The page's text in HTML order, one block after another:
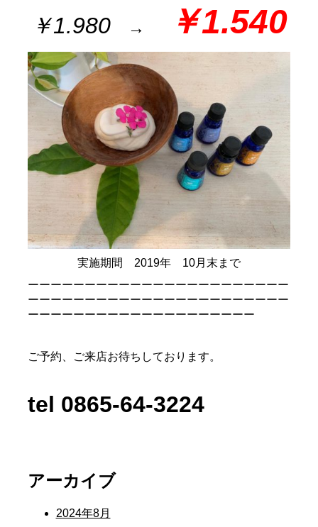
￥1.980→ ￥1.540
実施期間 2019年 10月末まで
ーーーーーーーーーーーーーーーーーーーーーーー
ーーーーーーーーーーーーーーーーーーーーーーー
ーーーーーーーーーーーーーーーーーーーー
ご予約、ご来店お待ちしております。
tel 0865-64-3224
アーカイブ
2024年8月